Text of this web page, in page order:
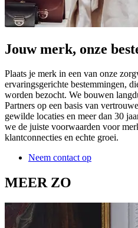
Jouw merk, onze
Plaats je merk in een van onze
ervaringsgerichte bestemmingen,
worden bezocht. We bouwen
Partners op een basis van
gewilde locaties en meer dan 30
we de juiste voorwaarden voor
klantconnecties en echte groei.
Neem contact op
MEER ZO